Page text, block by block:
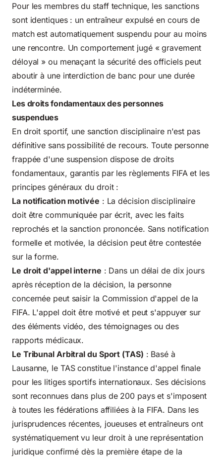
Pour les membres du staff technique, les sanctions
sont identiques : un entraîneur expulsé en cours de
match est automatiquement suspendu pour au moins
une rencontre. Un comportement jugé « gravement
déloyal » ou menaçant la sécurité des officiels peut
aboutir à une interdiction de banc pour une durée
indéterminée.
Les droits fondamentaux des personnes
suspendues
En droit sportif, une sanction disciplinaire n'est pas
définitive sans possibilité de recours. Toute personne
frappée d'une suspension dispose de droits
fondamentaux, garantis par les règlements FIFA et les
principes généraux du droit :
La notification motivée : La décision disciplinaire
doit être communiquée par écrit, avec les faits
reprochés et la sanction prononcée. Sans notification
formelle et motivée, la décision peut être contestée
sur la forme.
Le droit d'appel interne : Dans un délai de dix jours
après réception de la décision, la personne
concernée peut saisir la Commission d'appel de la
FIFA. L'appel doit être motivé et peut s'appuyer sur
des éléments vidéo, des témoignages ou des
rapports médicaux.
Le Tribunal Arbitral du Sport (TAS) : Basé à
Lausanne, le TAS constitue l'instance d'appel finale
pour les litiges sportifs internationaux. Ses décisions
sont reconnues dans plus de 200 pays et s'imposent
à toutes les fédérations affiliées à la FIFA. Dans les
jurisprudences récentes, joueuses et entraîneurs ont
systématiquement vu leur droit à une représentation
juridique confirmé dès la première étape de la